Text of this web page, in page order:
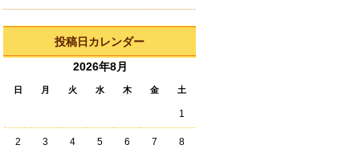
投稿日カレンダー
2026年8月
日 月 火 水 木 金 土
1
2 3 4 5 6 7 8